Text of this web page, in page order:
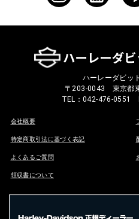
ハーレーダビッ
〒203-0043 東京都
TEL：042-476-0551
会社概要
特定商取引法に基づく表記
よくあるご質問
領収書について